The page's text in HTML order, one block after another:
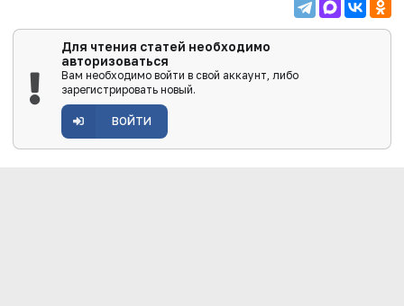
Для чтения статей необходимо
авторизоваться
Вам необходимо войти в свой аккаунт, либо
зарегистрировать новый.
ВОЙТИ